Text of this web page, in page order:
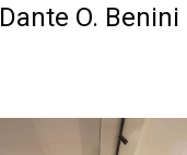
Dante O. Benini